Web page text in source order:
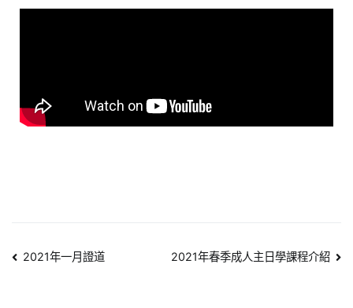
2021年一月證道 2021年春季成人主日學課程介紹